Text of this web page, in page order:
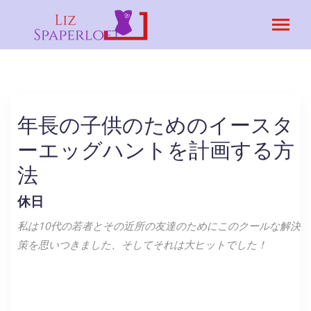
年長の子供のためのイースタ
ーエッグハントを計画する方
法
休日
私は10代の若者とその近所の友達のためにこのクールな解決
策を思いつきました、そしてそれは大ヒットでした！